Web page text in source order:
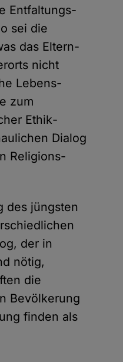
Entfaltungs­
sei die
das Eltern­
nicht
Lebens­
zum
Ethik­
Dialog
Religions­
des jüngsten
der in
nötig,
die
Bevölkerung
finden als